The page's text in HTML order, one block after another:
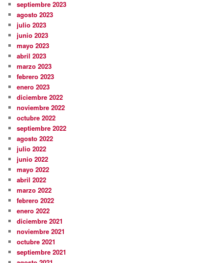
septiembre 2023
agosto 2023
julio 2023
junio 2023
mayo 2023
abril 2023
marzo 2023
febrero 2023
enero 2023
diciembre 2022
noviembre 2022
octubre 2022
septiembre 2022
agosto 2022
julio 2022
junio 2022
mayo 2022
abril 2022
marzo 2022
febrero 2022
enero 2022
diciembre 2021
noviembre 2021
octubre 2021
septiembre 2021